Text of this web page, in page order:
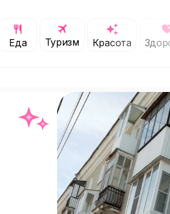
Еда Туризм Красота